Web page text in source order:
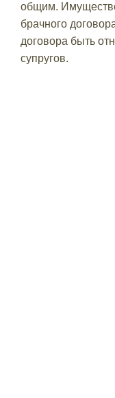
общим.
брачного
договора быть
супругов.